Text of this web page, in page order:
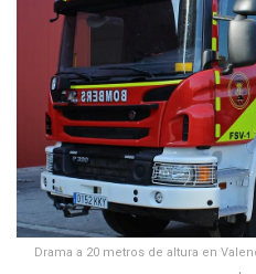
Drama a 20 metros de altura en